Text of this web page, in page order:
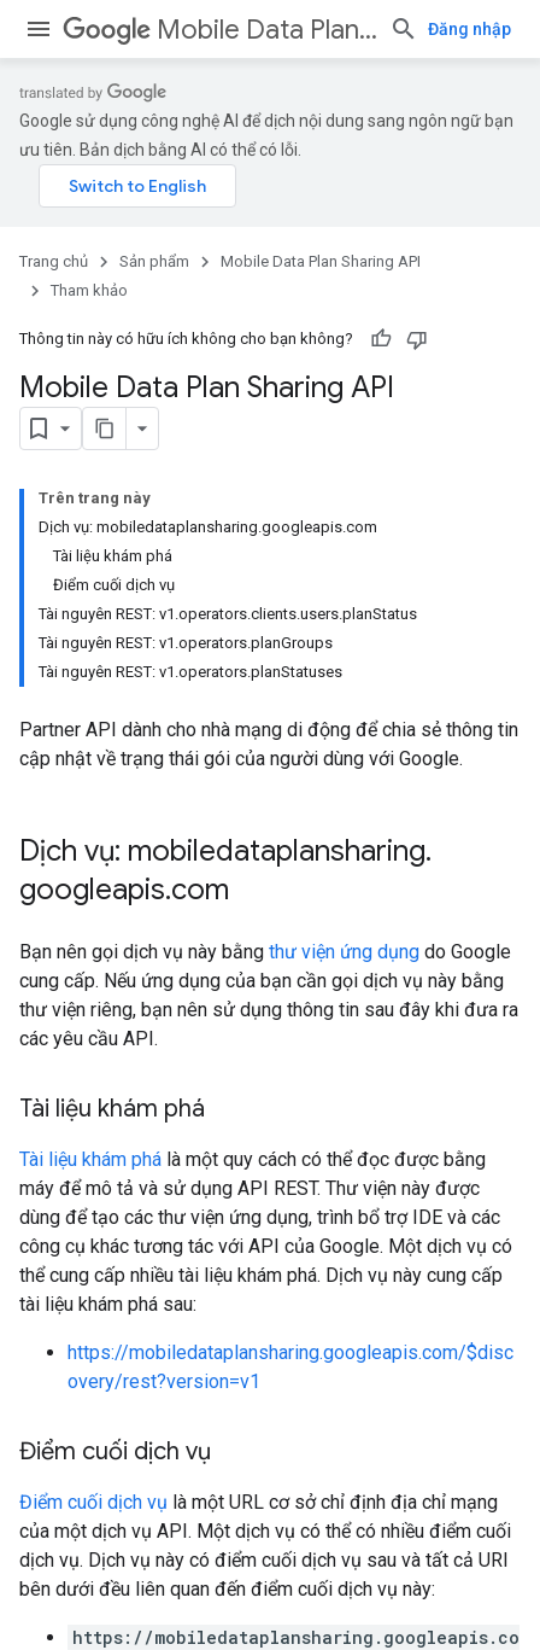
Mobile Data Plan Sharing API Đăng nhập
Google sử dụng công nghệ AI để dịch nội dung sang ngôn ngữ bạn
ưu tiên. Bản dịch bằng AI có thể có lỗi.
Trang chủ Sản phẩm
Mobile Data Plan Sharing API
Tham khảo
Thông tin này có hữu ích không cho bạn không?
Mobile Data Plan Sharing API
Trên trang này
Dịch vụ: mobiledataplansharing.googleapis.com
Tài liệu khám phá
Điểm cuối dịch vụ
Tài nguyên REST: v1.operators.clients.users.planStatus
Tài nguyên REST: v1.operators.planGroups
Tài nguyên REST: v1.operators.planStatuses
Partner API dành cho nhà mạng di động để chia sẻ thông tin
cập nhật về trạng thái gói của người dùng với Google.
Dịch vụ: mobiledataplansharing.
googleapis.com
Bạn nên gọi dịch vụ này bằng thư viện ứng dụng do Google
cung cấp. Nếu ứng dụng của bạn cần gọi dịch vụ này bằng
thư viện riêng, bạn nên sử dụng thông tin sau đây khi đưa ra
các yêu cầu API.
Tài liệu khám phá
Tài liệu khám phá là một quy cách có thể đọc được bằng
máy để mô tả và sử dụng API REST. Thư viện này được
dùng để tạo các thư viện ứng dụng, trình bổ trợ IDE và các
công cụ khác tương tác với API của Google. Một dịch vụ có
thể cung cấp nhiều tài liệu khám phá. Dịch vụ này cung cấp
tài liệu khám phá sau:
https://mobiledataplansharing.googleapis.com/$disc
overy/rest?version=v1
Điểm cuối dịch vụ
Điểm cuối dịch vụ là một URL cơ sở chỉ định địa chỉ mạng
của một dịch vụ API. Một dịch vụ có thể có nhiều điểm cuối
dịch vụ. Dịch vụ này có điểm cuối dịch vụ sau và tất cả URI
bên dưới đều liên quan đến điểm cuối dịch vụ này:
https://mobiledataplansharing.googleapis.co